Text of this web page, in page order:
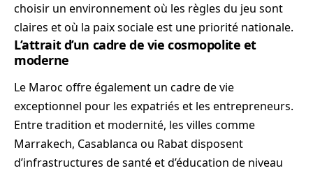
choisir un environnement où les règles du jeu sont
claires et où la paix sociale est une priorité nationale.
L’attrait d’un cadre de vie cosmopolite et
moderne
Le Maroc offre également un cadre de vie
exceptionnel pour les expatriés et les entrepreneurs.
Entre tradition et modernité, les villes comme
Marrakech, Casablanca ou Rabat disposent
d’infrastructures de santé et d’éducation de niveau